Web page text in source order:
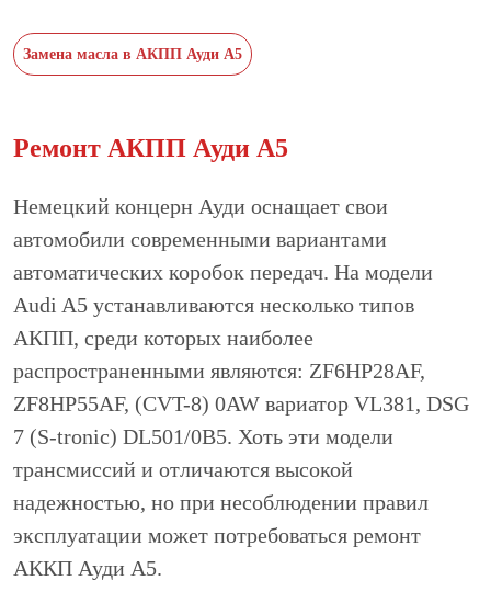
Замена масла в АКПП Ауди А5
Ремонт АКПП Ауди А5
Немецкий концерн Ауди оснащает свои
автомобили современными вариантами
автоматических коробок передач. На модели
Audi A5 устанавливаются несколько типов
АКПП, среди которых наиболее
распространенными являются: ZF6HP28AF,
ZF8HP55AF, (CVT-8) 0AW вариатор VL381, DSG
7 (S-tronic) DL501/0B5. Хоть эти модели
трансмиссий и отличаются высокой
надежностью, но при несоблюдении правил
эксплуатации может потребоваться ремонт
АККП Ауди А5.